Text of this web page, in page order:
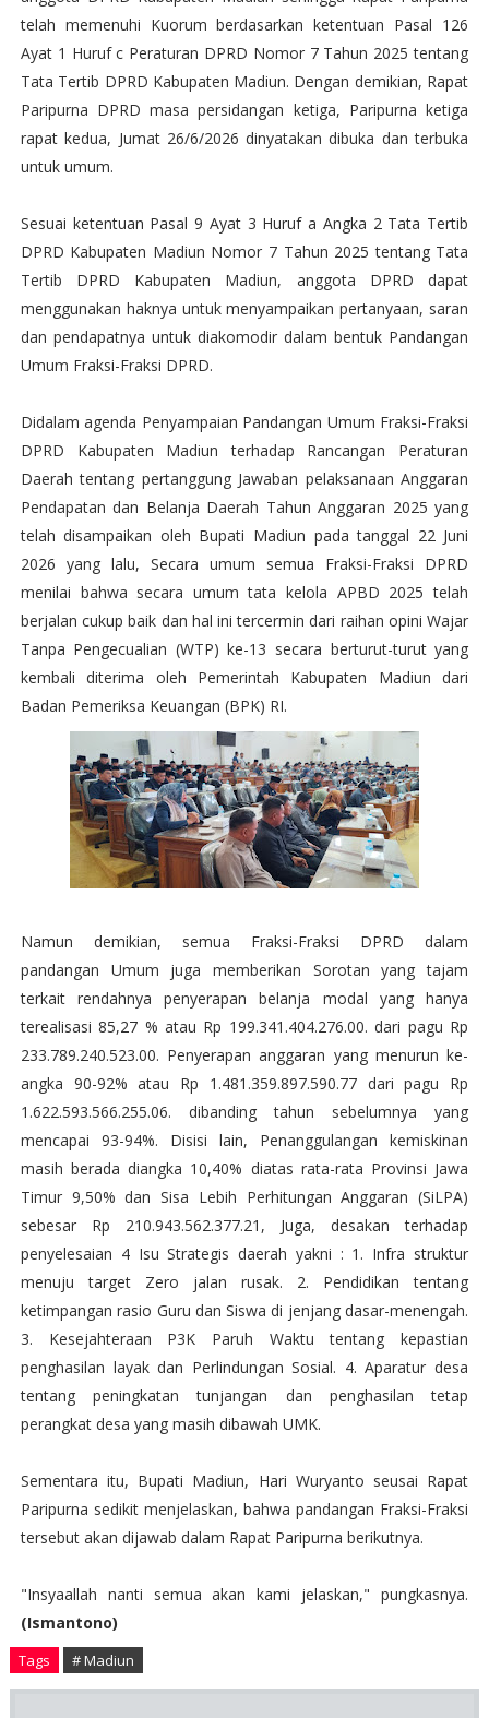
telah memenuhi Kuorum berdasarkan ketentuan Pasal 126
Ayat 1 Huruf c Peraturan DPRD Nomor 7 Tahun 2025 tentang
Tata Tertib DPRD Kabupaten Madiun. Dengan demikian, Rapat
Paripurna DPRD masa persidangan ketiga, Paripurna ketiga
rapat kedua, Jumat 26/6/2026 dinyatakan dibuka dan terbuka
untuk umum.
Sesuai ketentuan Pasal 9 Ayat 3 Huruf a Angka 2 Tata Tertib
DPRD Kabupaten Madiun Nomor 7 Tahun 2025 tentang Tata
Tertib DPRD Kabupaten Madiun, anggota DPRD dapat
menggunakan haknya untuk menyampaikan pertanyaan, saran
dan pendapatnya untuk diakomodir dalam bentuk Pandangan
Umum Fraksi-Fraksi DPRD.
Didalam agenda Penyampaian Pandangan Umum Fraksi-Fraksi
DPRD Kabupaten Madiun terhadap Rancangan Peraturan
Daerah tentang pertanggung Jawaban pelaksanaan Anggaran
Pendapatan dan Belanja Daerah Tahun Anggaran 2025 yang
telah disampaikan oleh Bupati Madiun pada tanggal 22 Juni
2026 yang lalu, Secara umum semua Fraksi-Fraksi DPRD
menilai bahwa secara umum tata kelola APBD 2025 telah
berjalan cukup baik dan hal ini tercermin dari raihan opini Wajar
Tanpa Pengecualian (WTP) ke-13 secara berturut-turut yang
kembali diterima oleh Pemerintah Kabupaten Madiun dari
Badan Pemeriksa Keuangan (BPK) RI.
Namun demikian, semua Fraksi-Fraksi DPRD dalam
pandangan Umum juga memberikan Sorotan yang tajam
terkait rendahnya penyerapan belanja modal yang hanya
terealisasi 85,27 % atau Rp 199.341.404.276.00. dari pagu Rp
233.789.240.523.00. Penyerapan anggaran yang menurun ke-
angka 90-92% atau Rp 1.481.359.897.590.77 dari pagu Rp
1.622.593.566.255.06. dibanding tahun sebelumnya yang
mencapai 93-94%. Disisi lain, Penanggulangan kemiskinan
masih berada diangka 10,40% diatas rata-rata Provinsi Jawa
Timur 9,50% dan Sisa Lebih Perhitungan Anggaran (SiLPA)
sebesar Rp 210.943.562.377.21, Juga, desakan terhadap
penyelesaian 4 Isu Strategis daerah yakni : 1. Infra struktur
menuju target Zero jalan rusak. 2. Pendidikan tentang
ketimpangan rasio Guru dan Siswa di jenjang dasar-menengah.
3. Kesejahteraan P3K Paruh Waktu tentang kepastian
penghasilan layak dan Perlindungan Sosial. 4. Aparatur desa
tentang peningkatan tunjangan dan penghasilan tetap
perangkat desa yang masih dibawah UMK.
Sementara itu, Bupati Madiun, Hari Wuryanto seusai Rapat
Paripurna sedikit menjelaskan, bahwa pandangan Fraksi-Fraksi
tersebut akan dijawab dalam Rapat Paripurna berikutnya.
"Insyaallah nanti semua akan kami jelaskan," pungkasnya.
(Ismantono)
Tags # Madiun